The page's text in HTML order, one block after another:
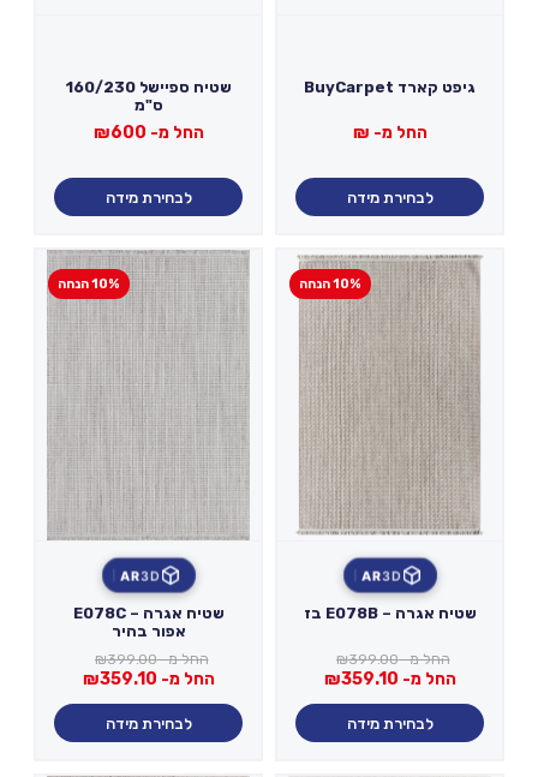
גיפט קארד BuyCarpet
החל מ- ₪
לבחירת מידה
שטיח ספיישל 160/230
ס"מ
החל מ- ₪600
לבחירת מידה
10% הנחה
3D
AR
שטיח אגרה – E078B בז
החל מ- ₪399.00
החל מ- ₪359.10
לבחירת מידה
10% הנחה
3D
AR
שטיח אגרה – E078C
אפור בהיר
החל מ- ₪399.00
החל מ- ₪359.10
לבחירת מידה